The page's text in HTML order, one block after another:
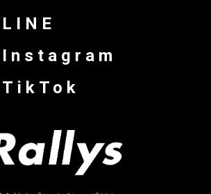
LINE
Instagram
TikTok